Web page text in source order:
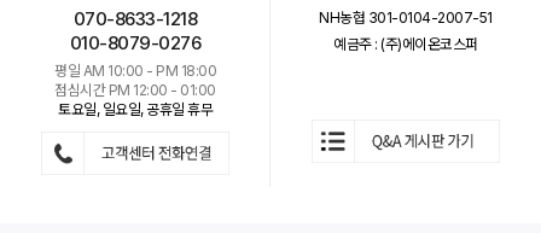
070-8633-1218
010-8079-0276
평일 AM 10:00 - PM 18:00
점심시간 PM 12:00 - 01:00
토요일, 일요일, 공휴일 휴무
NH농협 301-0104-2007-51
예금주 : (주)에이온코스퍼